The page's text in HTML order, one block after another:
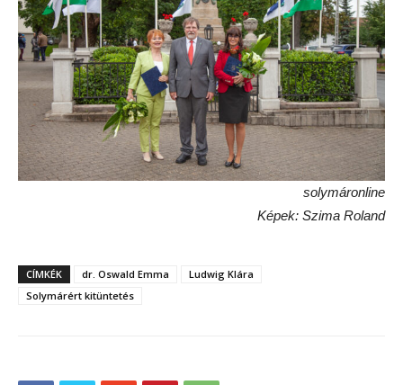
solymáronline
Képek: Szima Roland
CÍMKÉK dr. Oswald Emma
Ludwig Klára
Solymárért kitüntetés